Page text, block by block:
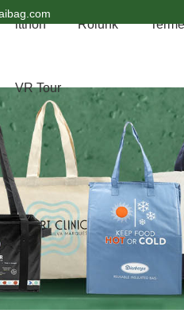
itthon Rólunk
VR Tour